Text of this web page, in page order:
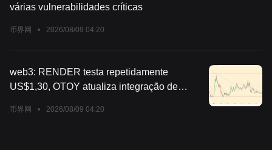
várias vulnerabilidades críticas
币界网 • 2026/08/09 04:20
web3: RENDER testa repetidamente
US$1,30, OTOY atualiza integração de
币界网 • 2026/08/09 04:20